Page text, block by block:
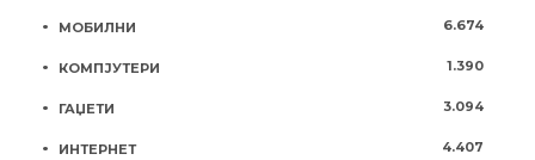
МОБИЛНИ 6.674
КОМПЈУТЕРИ 1.390
ГАЏЕТИ 3.094
ИНТЕРНЕТ 4.407